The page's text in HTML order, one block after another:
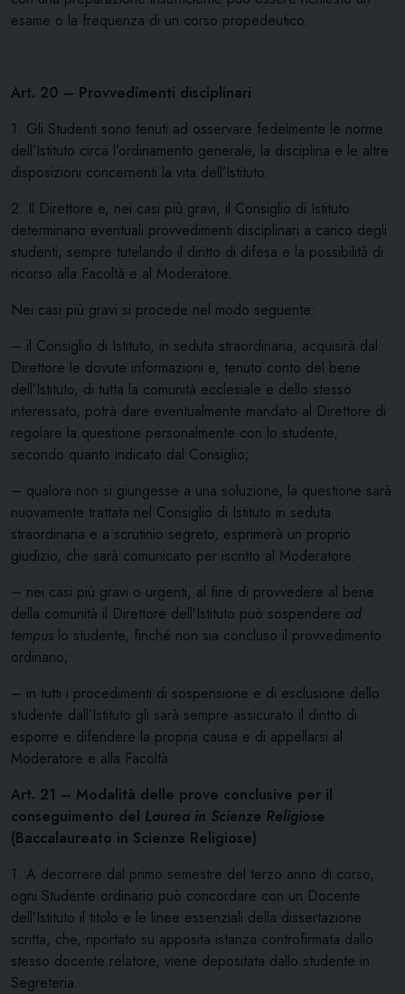
esame o la frequenza di un corso propedeutico.
Art. 20 – Provvedimenti disciplinari
1. Gli Studenti sono tenuti ad osservare fedelmente le norme
dell’Istitu­to circa l’ordinamento generale, la disciplina e le altre
disposizioni concernenti la vita dell’Istituto.
2. Il Direttore e, nei casi più gravi, il Consiglio di Istituto
determi­nano eventuali provvedimenti disciplinari a carico degli
studenti, sem­pre tutelando il diritto di difesa e la possibilità di
ricorso alla Facoltà e al Moderatore.
Nei casi più gravi si procede nel modo seguente:
– il Consiglio di Istituto, in seduta straordinaria, acquisirà dal
Direttore le dovute informazioni e, tenuto conto del bene
dell’Istituto, di tutta la comunità ecclesiale e dello stesso
interessato, potrà dare eventualmente mandato al Direttore di
regolare la questione personalmente con lo studente,
secondo quanto indicato dal Consiglio;
– qualora non si giungesse a una soluzione, la questione sarà
nuovamente trattata nel Consiglio di Istituto in seduta
straordinaria e a scrutinio segreto, esprimerà un proprio
giudizio, che sarà comunicato per iscritto al Moderatore.
– nei casi più gravi o urgenti, al fine di provvedere al bene
della comunità il Direttore dell’Istituto può sospendere ad
tempus lo studente, finché non sia concluso il provvedimento
ordinario;
– in tutti i procedimenti di sospensione e di esclusione dello
studente dall’Istituto gli sarà sempre assicurato il diritto di
esporre e difendere la propria causa e di appellarsi al
Moderatore e alla Facoltà.
Art. 21 – Modalità delle prove conclusive per il
conseguimento del Laurea in Scienze Religiose
(Baccalaureato in Scienze Religiose)
1. A decorrere dal primo semestre del terzo anno di corso,
ogni Studente ordinario può concordare con un Docente
dell’Istituto il titolo e le linee essenziali della dissertazione
scritta, che, riportato su apposita istanza controfirmata dallo
stesso docente relatore, viene depositata dallo studente in
Segreteria.